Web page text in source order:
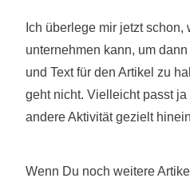
Ich überlege mir jetzt
unternehmen kann, um
und Text für den Artikel zu
geht nicht. Vielleicht passt
andere Aktivität gezielt
Wenn Du noch weitere